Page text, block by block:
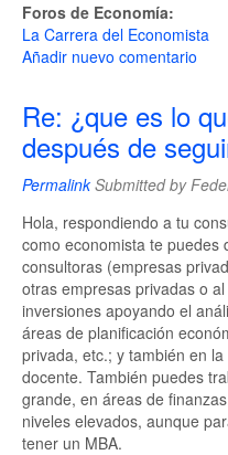
Foros de Economía:
La Carrera del Economista
Añadir nuevo comentario
Re: ¿que es lo
después de
PermalinkSubmitted by
Hola, respondiendo a tu
como economista te puedes
consultoras (empresas
otras empresas privadas o
inversiones apoyando el
áreas de planificación
privada, etc.; y también en
docente. También puedes
grande, en áreas de
niveles elevados, aunque
tener un MBA.